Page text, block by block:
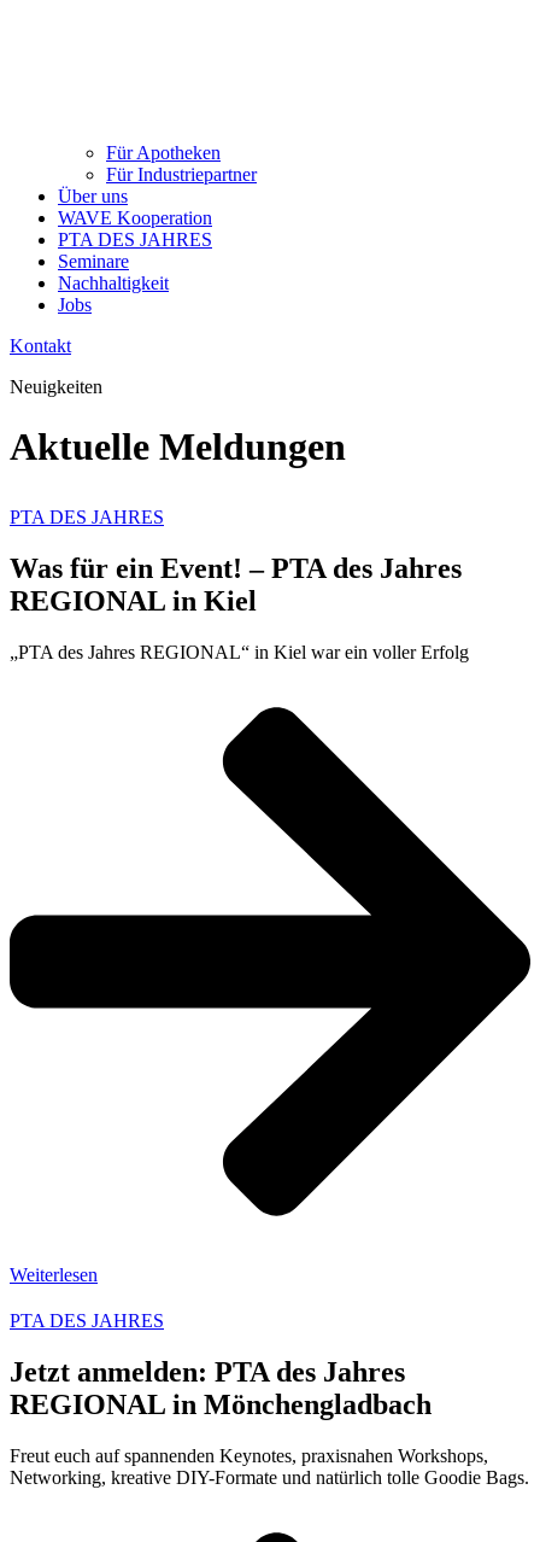
Für Apotheken
Für Industriepartner
Über uns
WAVE Kooperation
PTA DES JAHRES
Seminare
Nachhaltigkeit
Jobs
Kontakt
Neuigkeiten
Aktuelle Meldungen
PTA DES JAHRES
Was für ein Event! – PTA des Jahres
REGIONAL in Kiel
„PTA des Jahres REGIONAL“ in Kiel war ein voller Erfolg
Weiterlesen
PTA DES JAHRES
Jetzt anmelden: PTA des Jahres
REGIONAL in Mönchengladbach
Freut euch auf spannenden Keynotes, praxisnahen Workshops,
Networking, kreative DIY-Formate und natürlich tolle Goodie Bags.